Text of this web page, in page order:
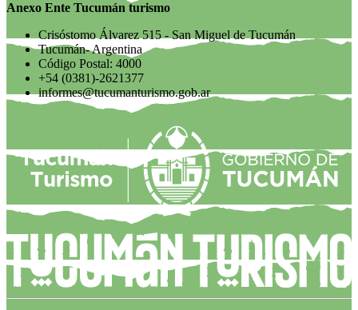
Anexo Ente Tucumán turismo
Crisóstomo Álvarez 515 - San Miguel de Tucumán
Tucumán- Argentina
Código Postal: 4000
+54 (0381)-2621377
informes@tucumanturismo.gob.ar